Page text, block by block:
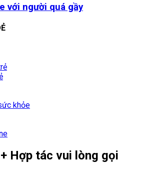
với người quá gầy
khỏe
Hợp tác vui lòng gọi